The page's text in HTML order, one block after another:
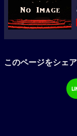
このページをシェ